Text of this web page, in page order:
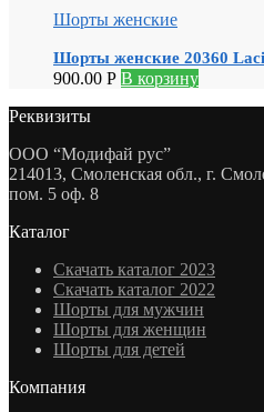
Шорты женские
Шорты женские 20360 Laci
900.00 Р В корзину
Реквизиты
ООО “Модифай рус”
214013, Смоленская обл., г.
пом. 5 оф. 8
Каталог
Скачать каталог 2023
Скачать каталог 2022
Шорты для мужчин
Шорты для женщин
Шорты для детей
Компания